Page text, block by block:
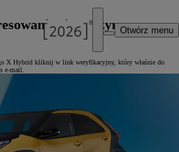
Otwórz menu
się naszym
X Hybrid kliknij w link weryfikacyjny, który właśnie do
e-mail.